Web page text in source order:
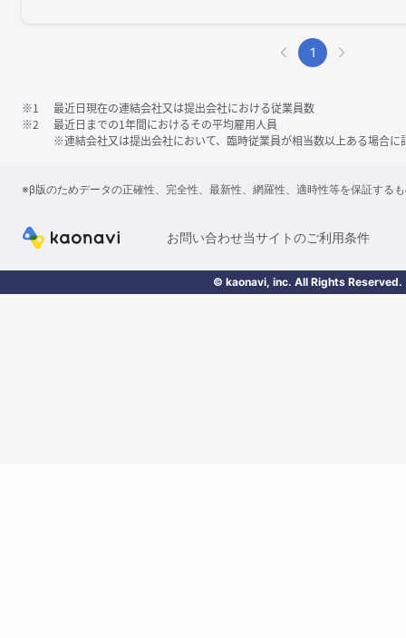
1
※1
最近日現在の連結会社又は提出会社における従業員数
※2
最近日までの1年間におけるその平均雇用人員
※連結会社又は提出会社において、臨時従業員が相当数以上ある場合に
※β版のためデータの正確性、完全性、最新性、網羅性、適時性等を保証する
お問い合わせ当サイトのご利用条件
© kaonavi, inc. All Rights Reserved.